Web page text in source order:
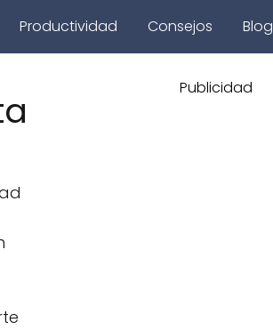
Productividad Consejos Blog
Publicidad